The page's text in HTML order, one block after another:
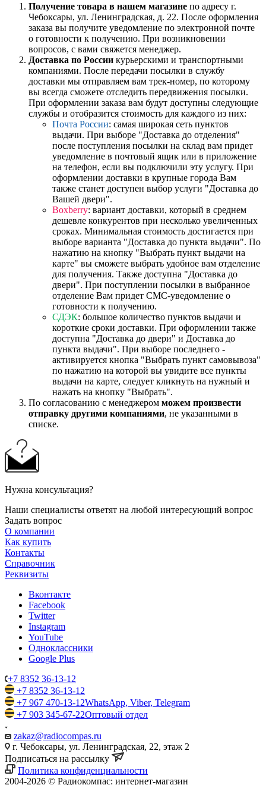
Получение товара в нашем магазине по адресу г.
Чебоксары, ул. Ленинградская, д. 22. После оформления
заказа вы получите уведомление по электронной почте
о готовности к получению. При возникновении
вопросов, с вами свяжется менеджер.
Доставка по России курьерскими и транспортными
компаниями. После передачи посылки в службу
доставки мы отправляем вам трек-номер, по которому
вы всегда сможете отследить передвижения посылки.
При оформлении заказа вам будут доступны следующие
службы и отобразится стоимость для каждого из них:
Почта России: самая широкая сеть пунктов
выдачи. При выборе "Доставка до отделения"
после поступления посылки на склад вам придет
уведомление в почтовый ящик или в приложение
на телефон, если вы подключили эту услугу. При
оформлении доставки в крупные города Вам
также станет доступен выбор услуги "Доставка до
Вашей двери".
Boxberry: вариант доставки, который в среднем
дешевле конкурентов при несколько увеличенных
сроках. Минимальная стоимость достигается при
выборе варианта "Доставка до пункта выдачи". По
нажатию на кнопку "Выбрать пункт выдачи на
карте" вы сможете выбрать удобное вам отделение
для получения. Также доступна "Доставка до
двери". При поступлении посылки в выбранное
отделение Вам придет СМС-уведомление о
готовности к получению.
СДЭК: большое количество пунктов выдачи и
короткие сроки доставки. При оформлении также
доступна "Доставка до двери" и Доставка до
пункта выдачи". При выборе последнего -
активируется кнопка "Выбрать пункт самовывоза"
по нажатию на которой вы увидите все пункты
выдачи на карте, следует кликнуть на нужный и
нажать на кнопку "Выбрать".
По согласованию с менеджером можем произвести
отправку другими компаниями, не указанными в
списке.
Нужна консультация?
Наши специалисты ответят на любой интересующий вопрос
Задать вопрос
О компании
Как купить
Контакты
Справочник
Реквизиты
Вконтакте
Facebook
Twitter
Instagram
YouTube
Одноклассники
Google Plus
+7 8352 36-13-12
+7 8352 36-13-12
+7 967 470-13-12WhatsApp, Viber, Telegram
+7 903 345-67-22Оптовый отдел
zakaz@radiocompas.ru
г. Чебоксары, ул. Ленинградская, 22, этаж 2
Подписаться на рассылку
Политика конфиденциальности
2004-2026 © Радиокомпас: интернет-магазин